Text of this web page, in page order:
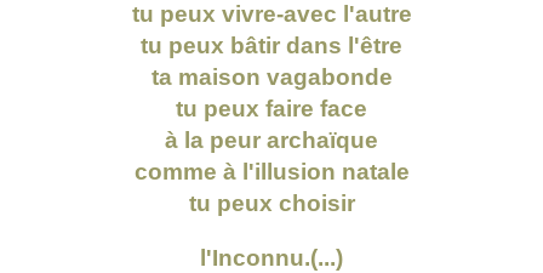
tu peux vivre-avec l'autre
tu peux bâtir dans l'être
ta maison vagabonde
tu peux faire face
à la peur archaïque
comme à l'illusion natale
tu peux choisir
l'Inconnu.(...)